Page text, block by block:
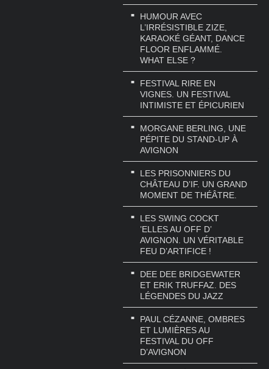
HUMOUR AVEC
L’IRRÉSISTIBLE ZIZE,
KARAOKÉ GÉANT, DANCE
FLOOR ENFLAMMÉ.
WHAT ELSE ?
FESTIVAL RIRE EN
VIGNES. UN FESTIVAL
INTIMISTE ET ÉPICURIEN
MORGANE BERLING, UNE
PÉPITE DU STAND-UP À
AVIGNON
LES PRISONNIERS DU
CHÂTEAU D’IF. UN GRAND
MOMENT DE THÉÂTRE.
LES SWING COCKT
’ELLES AU OFF D’
AVIGNON. UN VÉRITABLE
FEU D’ARTIFICE !
DEE DEE BRIDGEWATER
ET ERIK TRUFFAZ. DES
LÉGENDES DU JAZZ
PAUL CÉZANNE, OMBRES
ET LUMIÈRES AU
FESTIVAL DU OFF
D’AVIGNON